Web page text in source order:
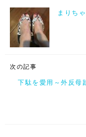
まりち
次の記事
下駄を愛用～外反母